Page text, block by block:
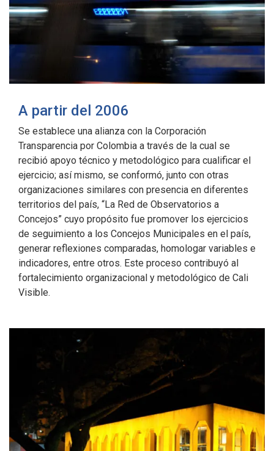
A partir del 2006
Se establece una alianza con la Corporación
Transparencia por Colombia a través de la cual se
recibió apoyo técnico y metodológico para cualificar el
ejercicio; así mismo, se conformó, junto con otras
organizaciones similares con presencia en diferentes
territorios del país, “La Red de Observatorios a
Concejos” cuyo propósito fue promover los ejercicios
de seguimiento a los Concejos Municipales en el país,
generar reflexiones comparadas, homologar variables e
indicadores, entre otros. Este proceso contribuyó al
fortalecimiento organizacional y metodológico de Cali
Visible.